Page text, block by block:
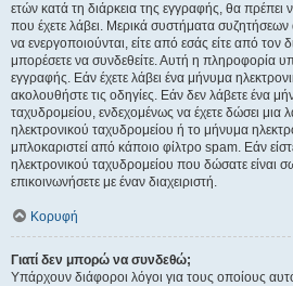
ετών κατά τη διάρκεια της εγγραφής, θα πρέπει
που έχετε λάβει. Μερικά συστήματα συζητήσεων
να ενεργοποιούνται, είτε από εσάς είτε από τον
μπορέσετε να συνδεθείτε. Αυτή η πληροφορία
εγγραφής. Εάν έχετε λάβει ένα μήνυμα
ακολουθήστε τις οδηγίες. Εάν δεν λάβετε ένα
ταχυδρομείου, ενδεχομένως να έχετε δώσει μια
ηλεκτρονικού ταχυδρομείου ή το μήνυμα
μπλοκαριστεί από κάποιο φίλτρο spam. Εάν
ηλεκτρονικού ταχυδρομείου που δώσατε είναι
επικοινωνήσετε με έναν διαχειριστή.
Κορυφή
Γιατί δεν μπορώ να συνδεθώ;
Υπάρχουν διάφοροι λόγοι για τους οποίους